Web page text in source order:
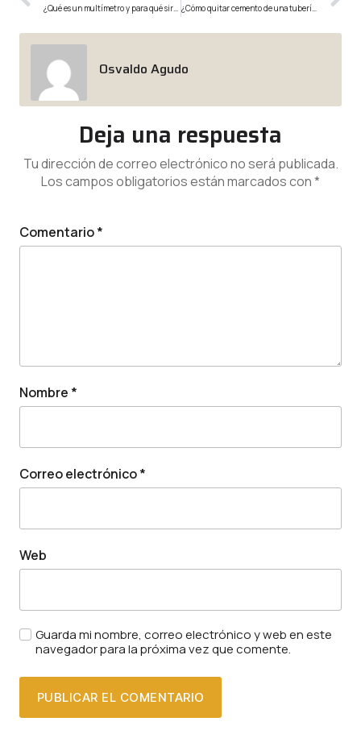
¿Qué es un multímetro y para qué sirve? ¿Cómo quitar cemento de una tubería?
Osvaldo Agudo
Deja una respuesta
Tu dirección de correo electrónico no será publicada.
Los campos obligatorios están marcados con*
Comentario*
Nombre *
Correo electrónico*
Web
Guarda mi nombre, correo electrónico y web en este
navegador para la próxima vez que comente.